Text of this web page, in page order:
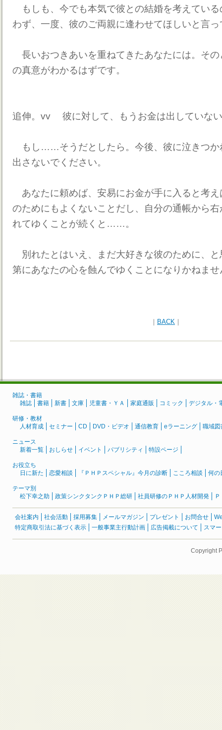
もしも、今でも本気で彼との結婚を考えてい
わず、一度、彼のご両親に逢わせてほしいと言
長いおつきあいを重ねてきたあなたには。そ
の真意がわかるはずです。
追伸。vv 彼に対して、もうお金は出していな
もし……そうだとしたら。今後、彼に泣きつか
出さないでください。
あなたに頼めば、安易にお金が手に入ると考
のためにもよくないことだし、自分の通帳から
れてゆくことが続くと……。
別れたとはいえ、まだ大好きな彼のために、
第にあなたの心を蝕んでゆくことになりかねませ
｜ BACK ｜
雑誌・書籍
雑誌
書籍 新書 文庫 児童書・ＹＡ 家庭通販 コミック デジタル・
研修・教材
人材育成
セミナー CD DVD・ビデオ 通信教育 eラーニング 職域図
ニュース
新着一覧
おしらせ イベント パブリシティ 特設ページ
お役立ち
日に新た
恋愛相談 『ＰＨＰスペシャル』今月の診断 こころ相談 何の
テーマ別
松下幸之助
政策シンクタンクＰＨＰ総研 社員研修のＰＨＰ人材開発
会社案内 社会活動 採用募集 メールマガジン プレゼント お問合せ
特定商取引法に基づく表示
一般事業主行動計画 広告掲載について スマ
Copyright